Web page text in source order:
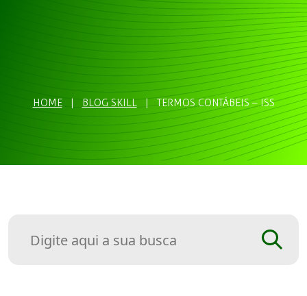
HOME | BLOG SKILL | TERMOS CONTÁBEIS – ISS